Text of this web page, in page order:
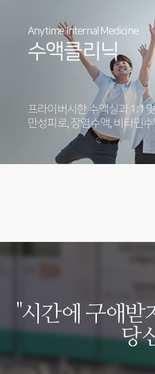
Anytime Internal Medicine
수액클리닉
프라이버시한 수액실과 1:1
만성피로, 장염수액, 비타민
"시간에 구애받
당